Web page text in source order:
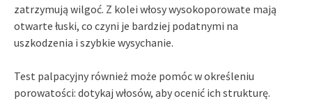
zatrzymują wilgoć. Z kolei włosy wysokoporowate mają
otwarte łuski, co czyni je bardziej podatnymi na
uszkodzenia i szybkie wysychanie.
Test palpacyjny również może pomóc w określeniu
porowatości: dotykaj włosów, aby ocenić ich strukturę.